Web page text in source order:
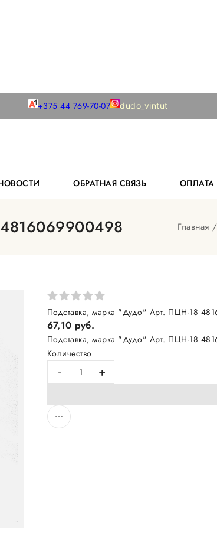
+375 44 769-70-07 dudo_vintut
ОБРАТНАЯ СВЯЗЬ
Главная
Подставка, марка "Дудо" Арт. ПЦН-18
67,10 руб.
Подставка, марка "Дудо" Арт. ПЦН-18
Количество
- +